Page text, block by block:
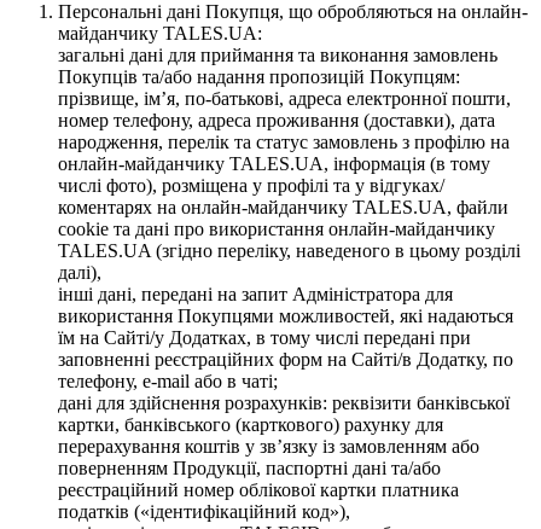
Персональні дані Покупця, що обробляються на онлайн-
майданчику TALES.UA:
загальні дані для приймання та виконання замовлень
Покупців та/або надання пропозицій Покупцям:
прізвище, ім’я, по-батькові, адреса електронної пошти,
номер телефону, адреса проживання (доставки), дата
народження, перелік та статус замовлень з профілю на
онлайн-майданчику TALES.UA, інформація (в тому
числі фото), розміщена у профілі та у відгуках/
коментарях на онлайн-майданчику TALES.UA, файли
cookie та дані про використання онлайн-майданчику
TALES.UA (згідно переліку, наведеного в цьому розділі
далі),
інші дані, передані на запит Адміністратора для
використання Покупцями можливостей, які надаються
їм на Сайті/у Додатках, в тому числі передані при
заповненні реєстраційних форм на Сайті/в Додатку, по
телефону, e-mail або в чаті;
дані для здійснення розрахунків: реквізити банківської
картки, банківського (карткового) рахунку для
перерахування коштів у зв’язку із замовленням або
поверненням Продукції, паспортні дані та/або
реєстраційний номер облікової картки платника
податків («ідентифікаційний код»),